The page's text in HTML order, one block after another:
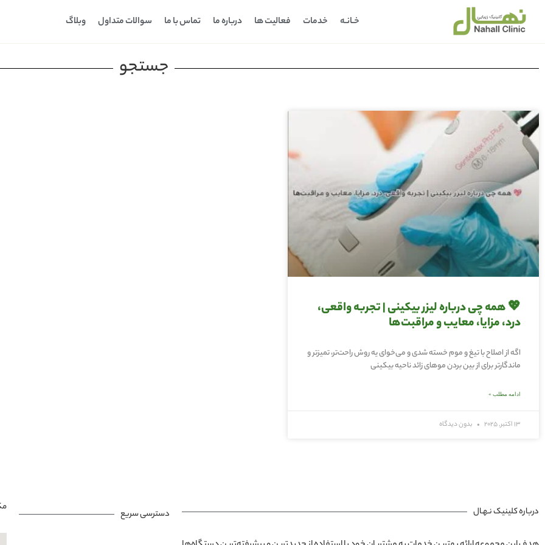
خـانـه خدمات فعالیت ها درباره ما تماس با ما سوالات متداول وبلاگ
جستجو
💖 همه چی درباره لیزر بیکینی | تجربه واقعی،
درد، مزایا، معایب و مراقبت‌ها
اگه از اصلاح با تیغ و موم خسته شدی و می‌خوای یه روش راحت‌تر، تمیزتر و
ماندگارتر برای از بین بردن موهای زائد ناحیه بیکینی
ادامه مطلب »
13 اکتبر, 2025 بدون دیدگاه
درباره کلینیک نـهـال دسترسی سریع